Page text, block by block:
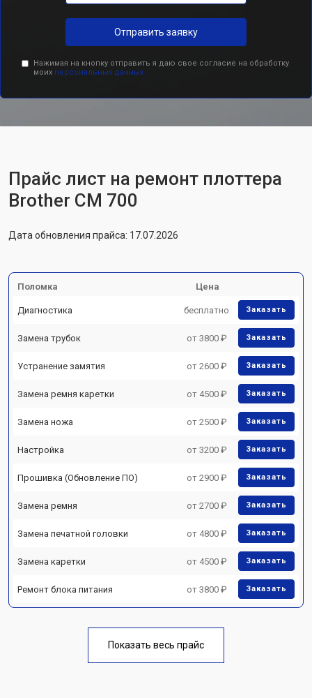
Отправить заявку
Нажимая на кнопку отправить я даю свое согласие на обработку
моих персональных данных.
Прайс лист на ремонт плоттера
Brother CM 700
Дата обновления прайса: 17.07.2026
Поломка Цена
Диагностика бесплатно Заказать
Замена трубок от 3800 ₽ Заказать
Устранение замятия от 2600 ₽ Заказать
Замена ремня каретки от 4500 ₽ Заказать
Замена ножа от 2500 ₽ Заказать
Настройка от 3200 ₽ Заказать
Прошивка (Обновление ПО) от 2900 ₽ Заказать
Замена ремня от 2700 ₽ Заказать
Замена печатной головки от 4800 ₽ Заказать
Замена каретки от 4500 ₽ Заказать
Ремонт блока питания от 3800 ₽ Заказать
Показать весь прайс